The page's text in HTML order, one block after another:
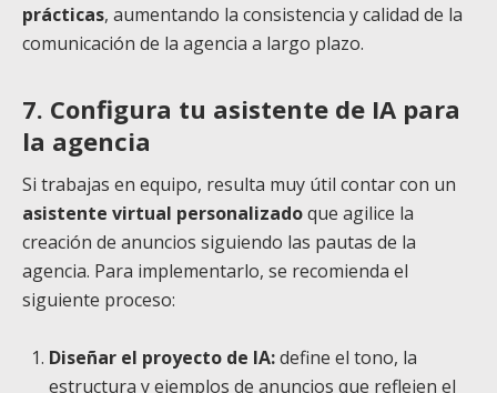
prácticas, aumentando la consistencia y calidad de la
comunicación de la agencia a largo plazo.
7. Configura tu asistente de IA para
la agencia
Si trabajas en equipo, resulta muy útil contar con un
asistente virtual personalizadoque agilice la
creación de anuncios siguiendo las pautas de la
agencia. Para implementarlo, se recomienda el
siguiente proceso:
Diseñar el proyecto de IA:define el tono, la
estructura y ejemplos de anuncios que reflejen el